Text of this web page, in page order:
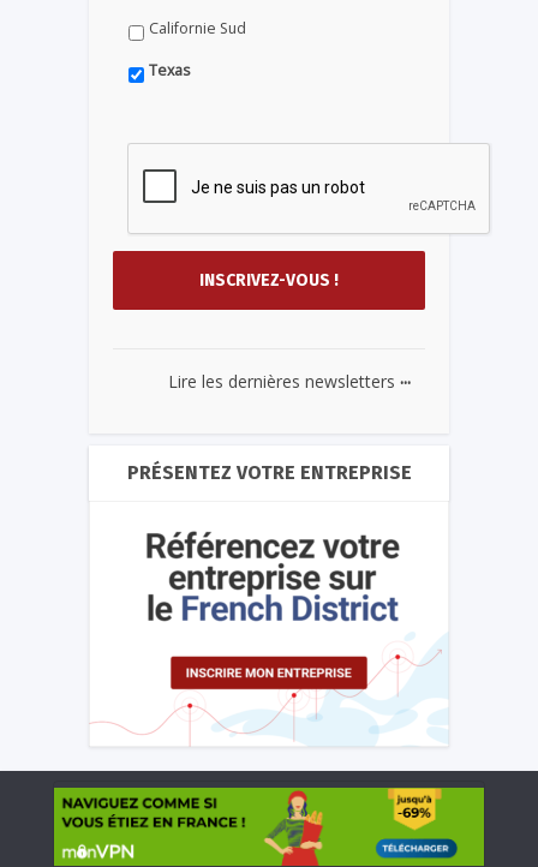
Californie Sud
Texas
Lire les dernières newsletters ...
PRÉSENTEZ VOTRE ENTREPRISE